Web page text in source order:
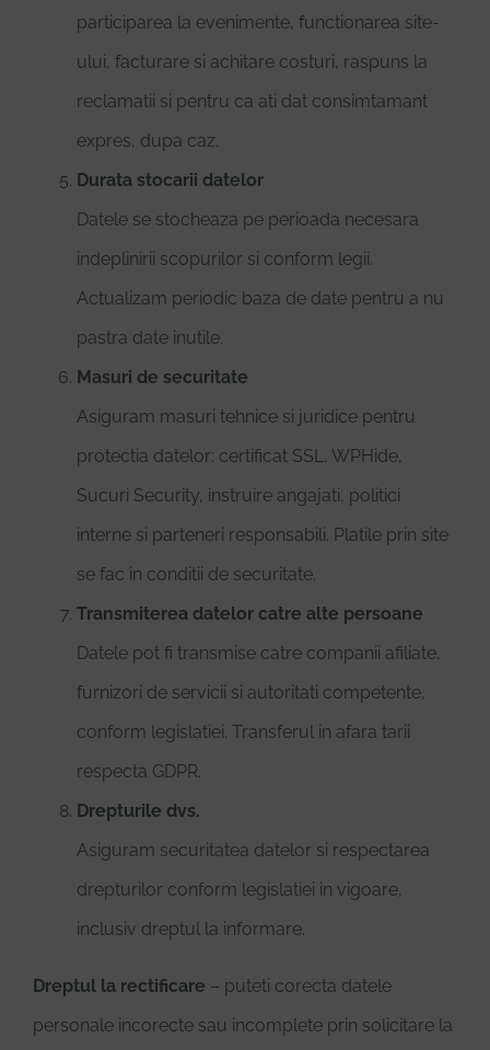
participarea la evenimente, functionarea site-
ului, facturare si achitare costuri, raspuns la
reclamatii si pentru ca ati dat consimtamant
expres, dupa caz.
Durata stocarii datelor
Datele se stocheaza pe perioada necesara
indeplinirii scopurilor si conform legii.
Actualizam periodic baza de date pentru a nu
pastra date inutile.
Masuri de securitate
Asiguram masuri tehnice si juridice pentru
protectia datelor: certificat SSL, WPHide,
Sucuri Security, instruire angajati, politici
interne si parteneri responsabili. Platile prin site
se fac in conditii de securitate.
Transmiterea datelor catre alte persoane
Datele pot fi transmise catre companii afiliate,
furnizori de servicii si autoritati competente,
conform legislatiei. Transferul in afara tarii
respecta GDPR.
Drepturile dvs.
Asiguram securitatea datelor si respectarea
drepturilor conform legislatiei in vigoare,
inclusiv dreptul la informare.
Dreptul la rectificare – puteti corecta datele
personale incorecte sau incomplete prin solicitare la